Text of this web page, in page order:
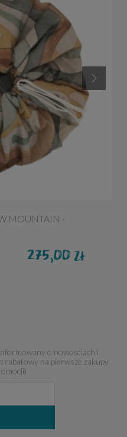
MOUNTAIN -
275,00zł
o nowościach i
rabatowy na pierwsze zakupy